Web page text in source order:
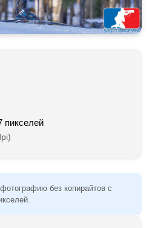
пикселей
без копирайтов с